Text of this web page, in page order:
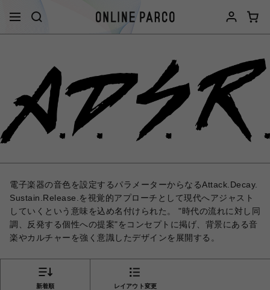
電子楽器の音色を設定するパラメーターからなるAttack.Decay.
Sustain.Release.を視覚的アプローチとして現代へアジャスト
していくという意味を込め名付けられた。 "時代の流れに対し同
調、反発する個性への提案"をコンセプトに掲げ、背景にある音
楽やカルチャーを強く意識したデザインを展開する。
新着順 レイアウト変更